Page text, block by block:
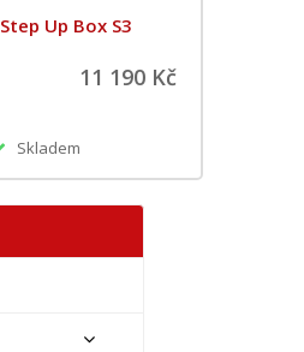
Up Box S3
11 190 Kč
Skladem